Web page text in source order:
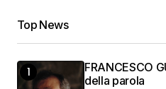
Top News
FRANCESCO
della parola